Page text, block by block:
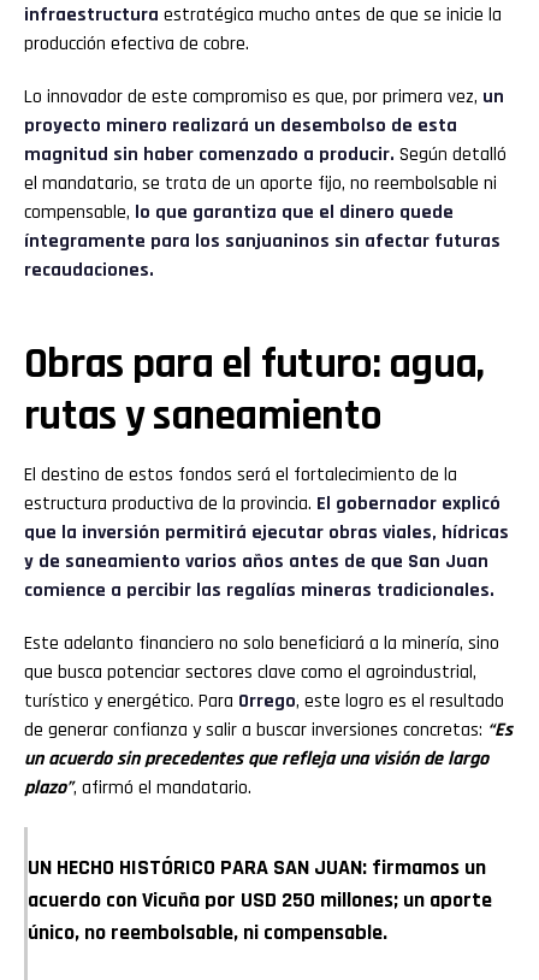
infraestructura estratégica mucho antes de que se inicie la
producción efectiva de cobre.
Lo innovador de este compromiso es que, por primera vez, un
proyecto minero realizará un desembolso de esta
magnitud sin haber comenzado a producir. Según detalló
el mandatario, se trata de un aporte fijo, no reembolsable ni
compensable, lo que garantiza que el dinero quede
íntegramente para los sanjuaninos sin afectar futuras
recaudaciones.
Obras para el futuro: agua,
rutas y saneamiento
El destino de estos fondos será el fortalecimiento de la
estructura productiva de la provincia. El gobernador explicó
que la inversión permitirá ejecutar obras viales, hídricas
y de saneamiento varios años antes de que San Juan
comience a percibir las regalías mineras tradicionales.
Este adelanto financiero no solo beneficiará a la minería, sino
que busca potenciar sectores clave como el agroindustrial,
turístico y energético. Para Orrego, este logro es el resultado
de generar confianza y salir a buscar inversiones concretas: “Es
un acuerdo sin precedentes que refleja una visión de largo
plazo”, afirmó el mandatario.
UN HECHO HISTÓRICO PARA SAN JUAN: firmamos un
acuerdo con Vicuña por USD 250 millones; un aporte
único, no reembolsable, ni compensable.